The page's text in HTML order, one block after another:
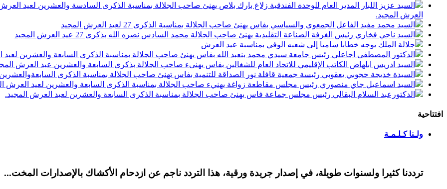
السيد عزيز اللبار المدير العام للوحدة الفندقية زلاغ بارك بلاص يهنئ صاحب الجلالة بمناسبة الذكرى السادسة والعشرين لعيد
العرش المجيد.
السيد محمد مفيد الفاعل الجمعوي والسياسي بفاس يهنئ صاحب الجلالة بمناسبة الذكرى 27 لعيد العرش المجيد
السيد ناجي فخاري رئيس الغرفة الصناعة التقليدية يهنئ صاحب الجلالة محمد السادس نصره الله بذكرى 27 عيد العرش المجيد
جلالة الملك يوجه خطابا ساميا إلى شعبه الوفي بمناسبة عيد العرش
الدكتور المصطفى اجاعلي رئيس جامعة سيدي محمد بنعبد الله بفاس يهنئ صاحب الجلالة بمناسبة الذكرى السابعة والعشرين لعيد
السيد ادريس ابلهاض الكاتب الإقليمي للاتحاد العام للشغالين بفاس يهنىء صاحب الجلالة بذكرى السابعة والعشرين عيد العرش
السيدة خديجة حجوبي يعقوبي رئيسة جمعية قافلة نور الصداقة للتنمية بفاس تهنئ صاحب الجلالة بمناسبة الذكرى
السيد اسماعيل جاي منصوري رئيس مجلس مقاطعة زواغة يهنيء صاحب الجلالة بمناسبة الذكرى السابعة والعشرين لعيد العرش
الدكتورعبد السلام البقالي رئيس مجلس جماعة فاس يهنئ صاحب الجلالة بمناسبة الذكرى السابعة والعشرين لعيد العرش المجيد.
افتتاحية
ولـنا كـلـمـة
ترددنا كثيرا ولسنوات طويلة، في إصدار جريدة ورقية، هذا التردد ناجم عن ازدحام الأكشاك بالإصدارات المخت...